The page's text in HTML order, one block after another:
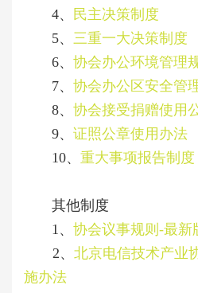
4、 民主决策制度
5、 三重一大决策制度
6、 协会办公环境管理
7、 协会办公区安全管
8、 协会接受捐赠使用
9、 证照公章使用办法
10、 重大事项报告制度
其他制度
1、 协会议事规则-最新
2、 北京电信技术产业
施办法